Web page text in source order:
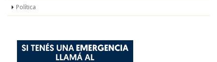
Política